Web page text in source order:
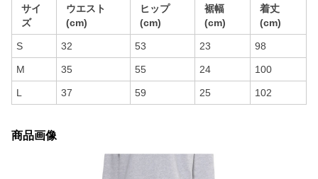
サイ
ズ
ウエスト
(cm)
ヒップ
(cm)
裾幅
(cm)
着丈
(cm)
S 32 53 23 98
M 35 55 24 100
L 37 59 25 102
商品画像